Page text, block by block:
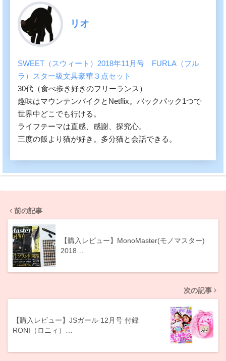
リオ
SWEET（スウィート）2018年11月号 FURLA（フル
ラ）スター級文具豪華３点セット
30代（食べ歩き好きのフリーランス）
趣味はマウンテンバイクとNetflix。バックパック1つで
世界中どこでも行ける。
ライフテーマは直感、感謝、探究心。
三度の飯より猫が好き。多分猫と会話できる。
前の記事
【購入レビュー】MonoMaster(モノマスター)
2018…
次の記事
【購入レビュー】JSガール 12月号 付録
RONI（ロニィ）…